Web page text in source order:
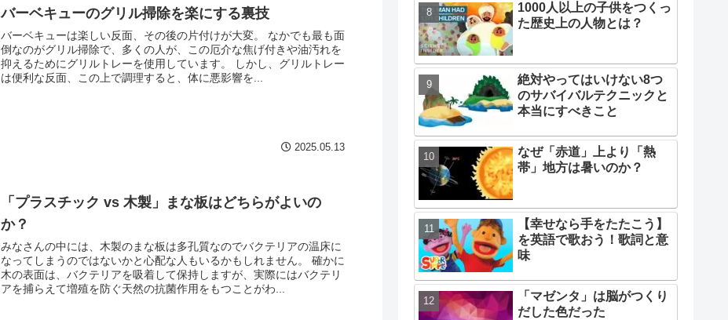
バーベキューのグリル掃除を楽にする裏技
バーベキューは楽しい反面、その後の片付けが大変。 なかでも最も面
倒なのがグリル掃除で、多くの人が、この厄介な焦げ付きや油汚れを
抑えるためにグリルトレーを使用しています。 しかし、グリルトレー
は便利な反面、この上で調理すると、体に悪影響を...
2025.05.13
「プラスチック vs 木製」まな板はどちらがよいの
か？
みなさんの中には、木製のまな板は多孔質なのでバクテリアの温床に
なってしまうのではないかと心配な人もいるかもしれません。 確かに
木の表面は、バクテリアを吸着して保持しますが、実際にはバクテリ
アを捕らえて増殖を防ぐ天然の抗菌作用をもつことがわ...
1000人以上の子供をつくっ
た歴史上の人物とは？
絶対やってはいけない8つ
のサバイバルテクニックと
本当にすべきこと
なぜ「赤道」上より「熱
帯」地方は暑いのか？
【幸せなら手をたたこう】
を英語で歌おう！歌詞と意
味
「マゼンタ」は脳がつくり
だした色だった